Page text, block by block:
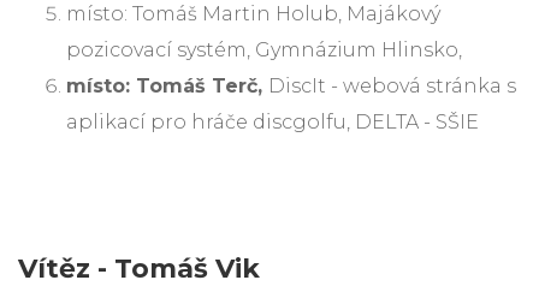
místo: Tomáš Martin Holub, Majákový
pozicovací systém, Gymnázium Hlinsko,
místo: Tomáš Terč, DiscIt - webová stránka s
aplikací pro hráče discgolfu, DELTA - SŠIE
Vítěz - Tomáš Vik